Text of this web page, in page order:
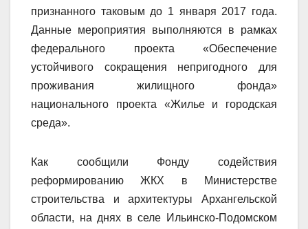
признанного таковым до 1 января 2017 года.
Данные мероприятия выполняются в рамках
федерального проекта «Обеспечение
устойчивого сокращения непригодного для
проживания жилищного фонда»
национального проекта «Жилье и городская
среда».
Как сообщили Фонду содействия
реформированию ЖКХ в Министерстве
строительства и архитектуры Архангельской
области, на днях в селе Ильинско-Подомском